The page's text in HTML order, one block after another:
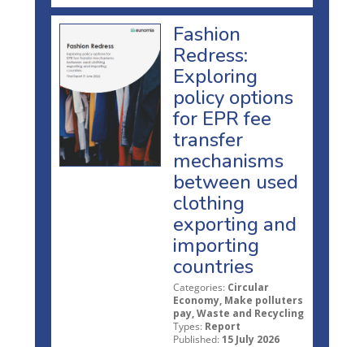
Fashion
Redress:
Exploring
policy options
for EPR fee
transfer
mechanisms
between used
clothing
exporting and
importing
countries
Categories: Circular
Economy, Make polluters
pay, Waste and Recycling
Types: Report
Published: 15 July 2026